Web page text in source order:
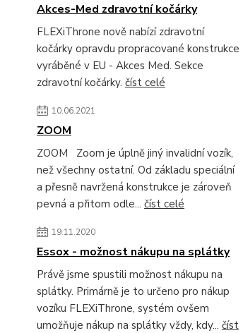
Akces-Med zdravotní kočárky
FLEXiThrone nově nabízí zdravotní
kočárky opravdu propracované konstrukce
vyráběné v EU - Akces Med. Sekce
zdravotní kočárky. číst celé
10.06.2021
ZOOM
ZOOM Zoom je úplně jiný invalidní vozík,
než všechny ostatní. Od základu speciální
a přesně navržená konstrukce je zároveň
pevná a přitom odle... číst celé
19.11.2020
Essox - možnost nákupu na splátky
Právě jsme spustili možnost nákupu na
splátky. Primárně je to určeno pro nákup
vozíku FLEXiThrone, systém ovšem
umožňuje nákup na splátky vždy, kdy... číst